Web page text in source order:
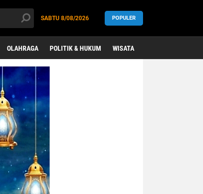
SABTU 8/08/2026 POPULER
OLAHRAGA POLITIK & HUKUM WISATA